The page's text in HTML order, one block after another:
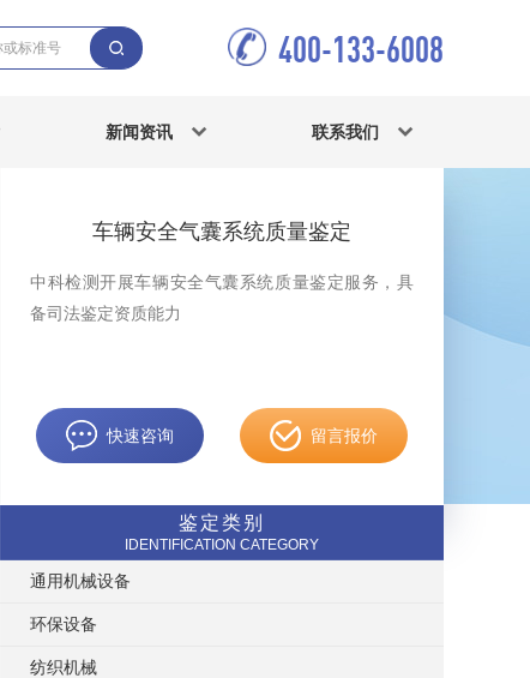
400-133-6008
新闻资讯 联系我们
车辆安全气囊系统质量鉴定
中科检测开展车辆安全气囊系统质量鉴定服务，具
备司法鉴定资质能力
快速咨询 留言报价
鉴定类别
IDENTIFICATION CATEGORY
通用机械设备
环保设备
纺织机械